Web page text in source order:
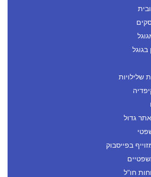
גדול
בפייסבוק
חו"ל